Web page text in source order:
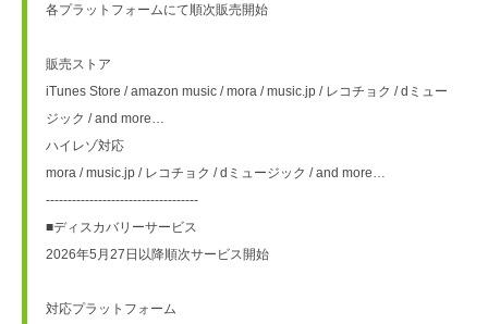
各プラットフォームにて順次販売開始
販売ストア
iTunes Store / amazon music / mora / music.jp / レコチョク / dミュー
ジック / and more…
ハイレゾ対応
mora / music.jp / レコチョク / dミュージック / and more…
-----------------------------------
■ディスカバリーサービス
2026年5月27日以降順次サービス開始
対応プラットフォーム